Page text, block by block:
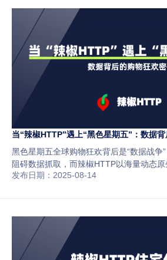
当“辣椒HTTP”遇上“黑色星期五”：数据
黑色星期五全球购物狂欢背后是“数据战争
阻碍数据抓取，而辣椒HTTP以海量动态原
价、长期监控、风险规避，在竞争中多一份
发布日期：2025-08-14